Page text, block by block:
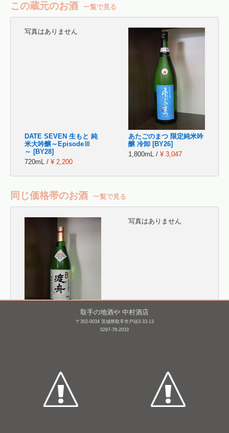
この蔵元のお酒 一覧で見る
写真はありません
DATE SEVEN 生もと 純
米大吟醸～EpisodeⅢ
～ [BY28]
720mL / ¥ 2,200
あたごのまつ 限定純米吟
醸 冷卸 [BY26]
1,800mL / ¥ 3,047
同じ価格帯のお酒 一覧で見る
渡舟 純米吟醸 槽搾り
写真はありません
相模灘 特別純米 若水 槽
場詰め 無濾過生原
取手の地酒や 中村酒店
〒302-0034 茨城県取手市戸頭3-33-13
0297-78-2033